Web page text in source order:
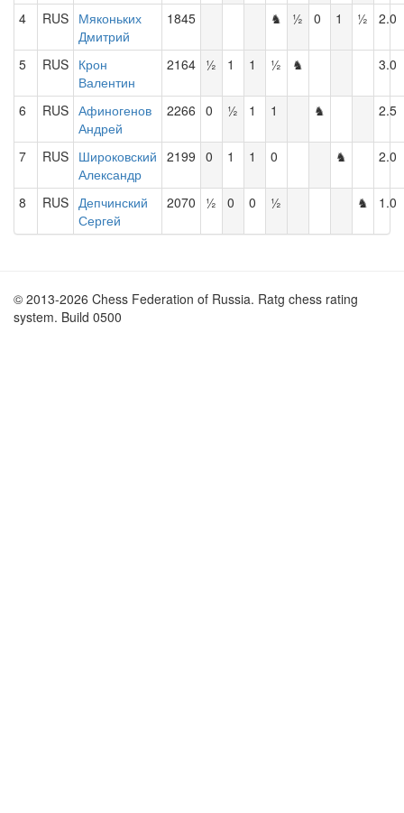
4 RUS Мяконьких
Дмитрий
1845 ♞ ½ 0 1 ½ 2.0
5 RUS Крон
Валентин
2164 ½ 1 1 ½ ♞ 3.0
6 RUS Афиногенов
Андрей
2266 0 ½ 1 1 ♞ 2.5
7 RUS Широковский
Александр
2199 0 1 1 0 ♞ 2.0
8 RUS Депчинский
Сергей
2070 ½ 0 0 ½ ♞ 1.0
© 2013-2026 Chess Federation of Russia. Ratg chess rating
system. Build 0500